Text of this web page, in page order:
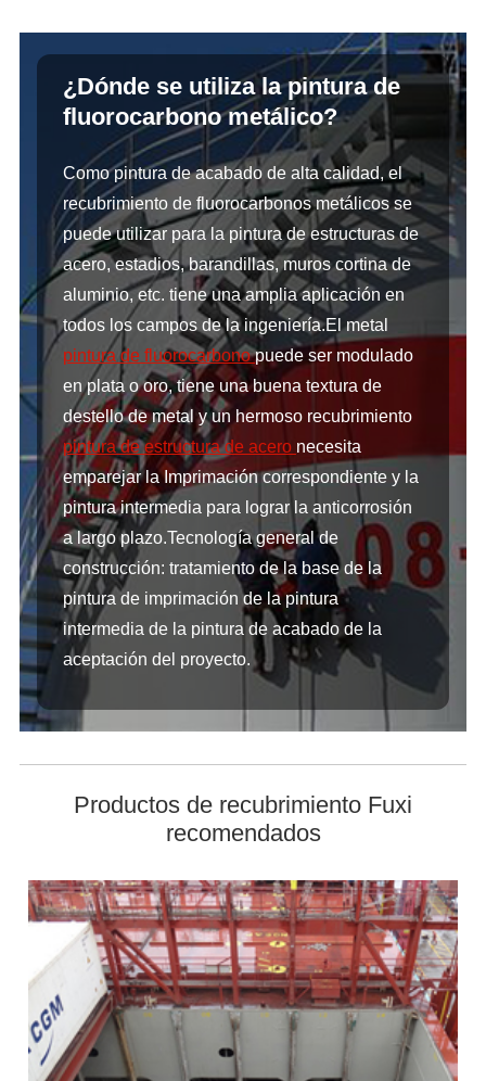
¿Dónde se utiliza la pintura de
fluorocarbono metálico?
Como pintura de acabado de alta calidad, el
recubrimiento de fluorocarbonos metálicos se
puede utilizar para la pintura de estructuras de
acero, estadios, barandillas, muros cortina de
aluminio, etc. tiene una amplia aplicación en
todos los campos de la ingeniería.El metal
pintura de fluorocarbonopuede ser modulado
en plata o oro, tiene una buena textura de
destello de metal y un hermoso recubrimiento
pintura de estructura de acero necesita
emparejar la Imprimación correspondiente y la
pintura intermedia para lograr la anticorrosión
a largo plazo.Tecnología general de
construcción: tratamiento de la base de la
pintura de imprimación de la pintura
intermedia de la pintura de acabado de la
aceptación del proyecto.
Productos de recubrimiento Fuxi
recomendados